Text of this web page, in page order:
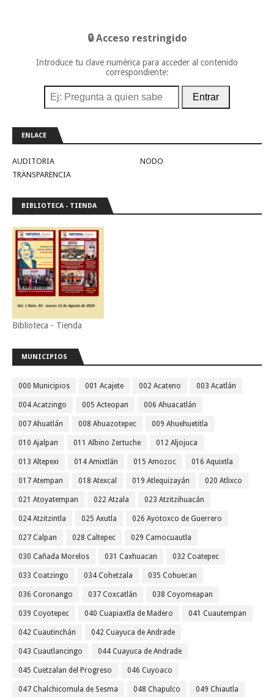
🔒 Acceso restringido
Introduce tu clave numérica para acceder al contenido
correspondiente:
Entrar
ENLACE
AUDITORIA
NODO
TRANSPARENCIA
BIBLIOTECA - TIENDA
Biblioteca - Tienda
MUNICIPIOS
000 Municipios 001 Acajete 002 Acateno 003 Acatlán
004 Acatzingo 005 Acteopan 006 Ahuacatlán
007 Ahuatlán 008 Ahuazotepec 009 Ahuehuetitla
010 Ajalpan 011 Albino Zertuche 012 Aljojuca
013 Altepexi 014 Amixtlán 015 Amozoc 016 Aquixtla
017 Atempan 018 Atexcal 019 Atlequizayán 020 Atlixco
021 Atoyatempan 022 Atzala 023 Atzitzihuacán
024 Atzitzintla 025 Axutla 026 Ayotoxco de Guerrero
027 Calpan 028 Caltepec 029 Camocuautla
030 Cañada Morelos 031 Caxhuacan 032 Coatepec
033 Coatzingo 034 Cohetzala 035 Cohuecan
036 Coronango 037 Coxcatlán 038 Coyomeapan
039 Coyotepec 040 Cuapiaxtla de Madero 041 Cuautempan
042 Cuautinchán 042 Cuayuca de Andrade
043 Cuautlancingo 044 Cuayuca de Andrade
045 Cuetzalan del Progreso 046 Cuyoaco
047 Chalchicomula de Sesma 048 Chapulco 049 Chiautla